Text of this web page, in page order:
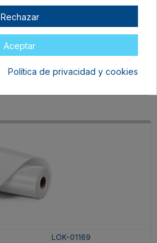
Negro
LOK-01169
Rechazar
Aceptar
Política de privacidad y cookies